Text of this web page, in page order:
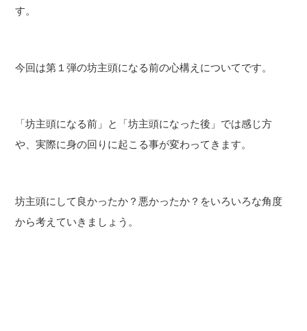
す。
今回は第１弾の坊主頭になる前の心構えについてです。
「坊主頭になる前」と「坊主頭になった後」では感じ方
や、実際に身の回りに起こる事が変わってきます。
坊主頭にして良かったか？悪かったか？をいろいろな角度
から考えていきましょう。